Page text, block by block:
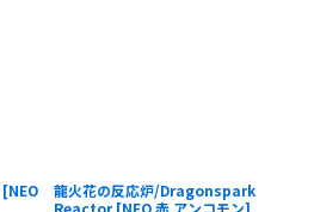
[NEO
龍火花の反応炉/Dragonspark
Reactor [NEO 赤 アンコモン]